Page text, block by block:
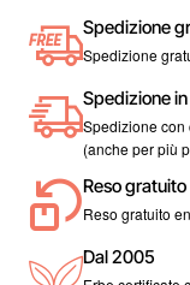
Erbologica offre
spontanee.
Solo prodotti sicuri
superare un attenta
Una volta superati
commercializzati.
Spedizione
Spedizione
Spedizione
Spedizione con
(anche per più
Reso gratuito
Reso gratuito
Dal 2005